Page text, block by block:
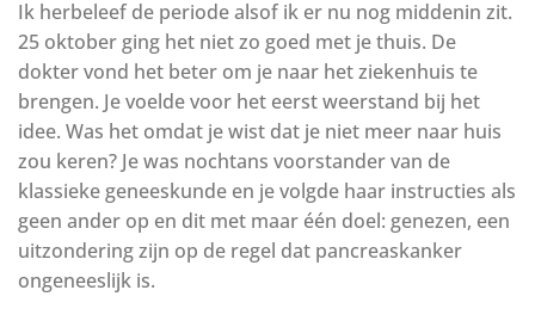
Ik herbeleef de periode alsof ik er nu nog middenin zit.
25 oktober ging het niet zo goed met je thuis. De
dokter vond het beter om je naar het ziekenhuis te
brengen. Je voelde voor het eerst weerstand bij het
idee. Was het omdat je wist dat je niet meer naar huis
zou keren? Je was nochtans voorstander van de
klassieke geneeskunde en je volgde haar instructies als
geen ander op en dit met maar één doel: genezen, een
uitzondering zijn op de regel dat pancreaskanker
ongeneeslijk is.